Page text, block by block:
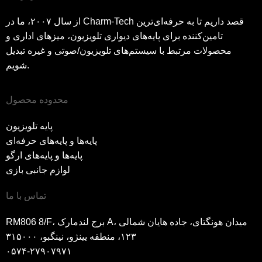
از سال ۲۰۰۷، ما در Charm-Tech قصد داریم تا به حرفه‌ای‌ترین
تامین‌کننده برای پایه‌های دیواری تلویزیون، میزهای اداری و
محصولات مرتبط با سیستم‌های تلویزیون/صوتی و غیره تبدیل
شویم.
محدوده محصول
پایه تلویزیون
پایه‌ها و پایه‌های حرفه‌ای
پایه‌ها و پایه‌های ارگو
لوازم جانبی بازی
تماس با ما
RM806 8/F، برج لندمارک A، میدان هونگتای، جاده هایان شمالی
۱۲۳، منطقه یینژو، نینگبو، ۳۱۵۰۰۰
۰۵۷۴-۲۷۹۰۷۹۷۱